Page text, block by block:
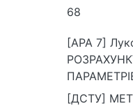
68
[APA 7]
[ДСТУ]